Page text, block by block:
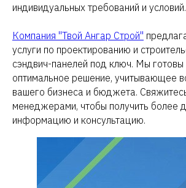
индивидуальных требований и условий.
Компания "Твой Ангар Строй"
услуги по проектированию и
сэндвич-панелей под ключ. Мы
оптимальное решение, учитывающее
вашего бизнеса и бюджета.
менеджерами, чтобы получить более
информацию и консультацию.